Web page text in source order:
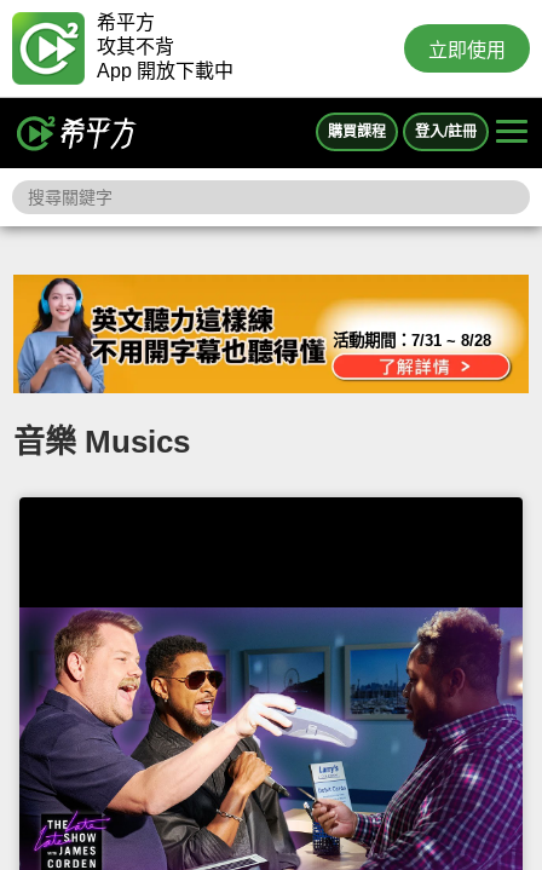
希平方
攻其不背
App 開放下載中
立即使用
購買課程 登入/註冊
活動期間：7/31 ~ 8/28
音樂 Musics